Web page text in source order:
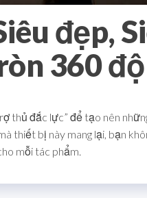
đẹp,
360 độ
thủ đắc lực” để tạo nên
thiết bị này mang lại, bạn
mỗi tác phẩm.